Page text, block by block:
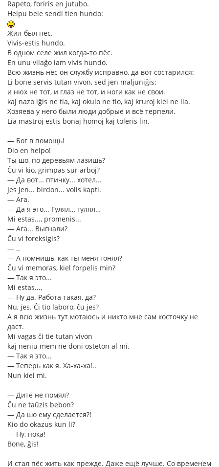
Rapeto, foriris en jutubo.
Helpu bele sendi tien hundo:
Жил-был пёс.
Vivis-estis hundo.
В одном селе жил когда-то пёс.
En unu vilaĝo iam vivis hundo.
Всю жизнь нёс он службу исправно, да вот состарился:
Li bone servis tutan vivon, sed jen maljuniĝis:
и нюх не тот, и глаз не тот, и ноги как не свои.
kaj nazo iĝis ne tia, kaj okulo ne tio, kaj kruroj kiel ne lia.
Хозяева у него были люди добрые и всё терпели.
Lia mastroj estis bonaj homoj kaj toleris lin.
― Бог в помощь!
Dio en helpo!
Ты шо, по деревьям лазишь?
Ĉu vi kio, grimpas sur arboj?
― Да вот... птичку... хотел...
Jes jen... birdon... volis kapti.
― Ага.
― Да я это... Гулял… гулял…
Mi estas..., promenis...
― Ага... Выгнали?
Ĉu vi foreksigis?
― ..
― А помнишь, как ты меня гонял?
Ĉu vi memoras, kiel forpelis min?
― Так я это...
Mi estas...,
― Ну да. Работа такая, да?
Nu, jes. Ĉi tio laboro, ĉu jes?
А я всю жизнь тут мотаюсь и никто мне сам косточку не
даст.
Mi vagas ĉi tie tutan vivon
kaj neniu mem ne doni osteton al mi.
― Так я это...
― Теперь как я. Ха-ха-ха!..
Nun kiel mi.
― Дитё не помял?
Ĉu ne taŭzis bebon?
― Да шо ему сделается?!
Kio do okazus kun li?
― Ну, пока!
Bone, ĝis!
И стал пёс жить как прежде. Даже ещё лучше. Со временем